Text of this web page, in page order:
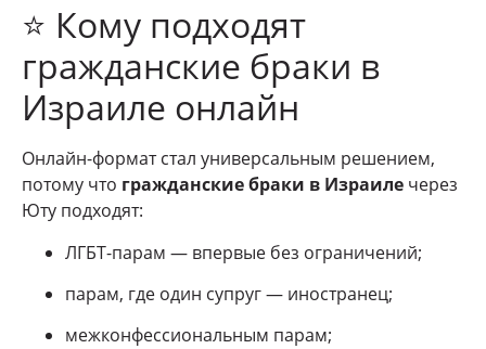
⭐ Кому подходят
гражданские браки в
Израиле онлайн
Онлайн-формат стал универсальным решением,
потому что гражданские браки в Израиле через
Юту подходят:
ЛГБТ-парам — впервые без ограничений;
парам, где один супруг — иностранец;
межконфессиональным парам;